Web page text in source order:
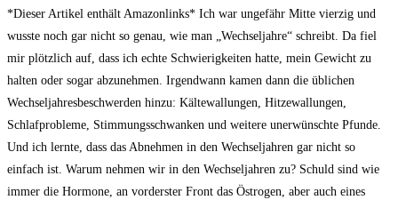
*Dieser Artikel enthält Amazonlinks* Ich war ungefähr Mitte vierzig und
wusste noch gar nicht so genau, wie man „Wechseljahre“ schreibt. Da fiel
mir plötzlich auf, dass ich echte Schwierigkeiten hatte, mein Gewicht zu
halten oder sogar abzunehmen. Irgendwann kamen dann die üblichen
Wechseljahresbeschwerden hinzu: Kältewallungen, Hitzewallungen,
Schlafprobleme, Stimmungsschwanken und weitere unerwünschte Pfunde.
Und ich lernte, dass das Abnehmen in den Wechseljahren gar nicht so
einfach ist. Warum nehmen wir in den Wechseljahren zu? Schuld sind wie
immer die Hormone, an vorderster Front das Östrogen, aber auch eines